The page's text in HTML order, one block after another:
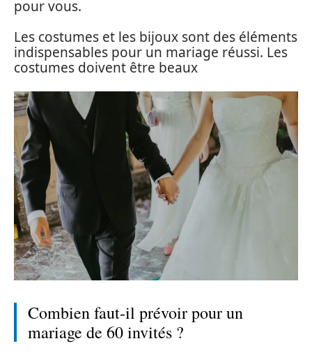
pour vous.
Les costumes et les bijoux sont des éléments
indispensables pour un mariage réussi. Les
costumes doivent être beaux
Combien faut-il prévoir pour un
mariage de 60 invités ?